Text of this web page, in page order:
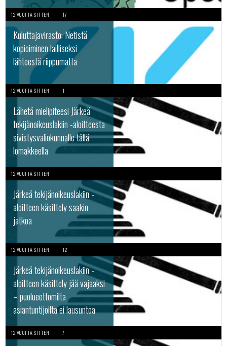
12 VUOTTA SITTEN 17
Kuluttajavirasto: Netistä
kopioiminen lailliseksi
lähteestä riippumatta
12 VUOTTA SITTEN 1
Lähetä mielipiteesi Järkeä
tekijänoikeuslakiin -aloitteesta
sivistysvaliokunnalle tällä
lomakkeella
12 VUOTTA SITTEN
Järkeä tekijänoikeuslakiin -
aloitteen käsittely saakin
jatkoa
12 VUOTTA SITTEN 12
Järkeä tekijänoikeuslakiin -
aloitteen käsittely jää vajaaksi
– puolueettomilta
asiantuntijoilta ei lausuntoa
12 VUOTTA SITTEN 7